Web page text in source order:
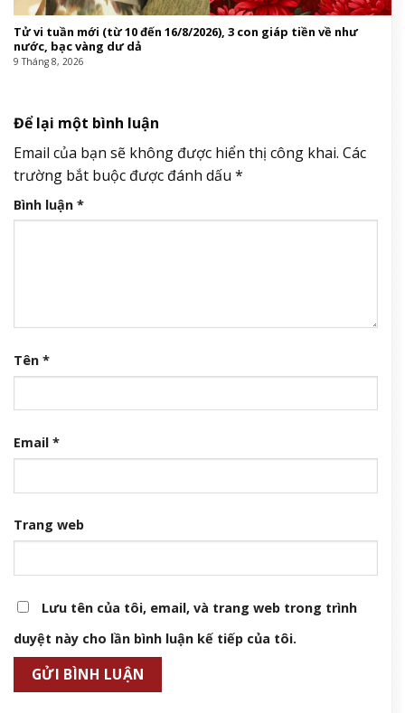
Tử vi tuần mới (từ 10 đến 16/8/2026), 3 con giáp tiền về như
nước, bạc vàng dư dả
9 Tháng 8, 2026
Để lại một bình luận
Email của bạn sẽ không được hiển thị công khai. Các
trường bắt buộc được đánh dấu *
Bình luận *
Tên *
Email *
Trang web
Lưu tên của tôi, email, và trang web trong trình
duyệt này cho lần bình luận kế tiếp của tôi.